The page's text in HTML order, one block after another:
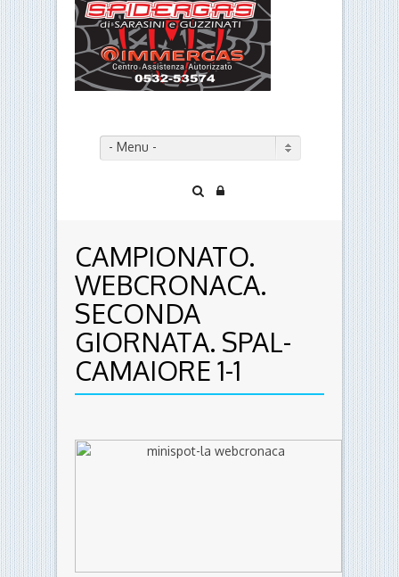
- Menu -
CAMPIONATO.
WEBCRONACA.
SECONDA
GIORNATA. SPAL-
CAMAIORE 1-1